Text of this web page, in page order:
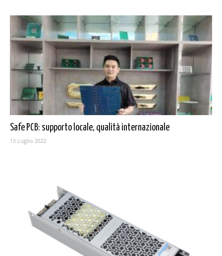
Safe PCB: supporto locale, qualità internazionale
13 Luglio 2022